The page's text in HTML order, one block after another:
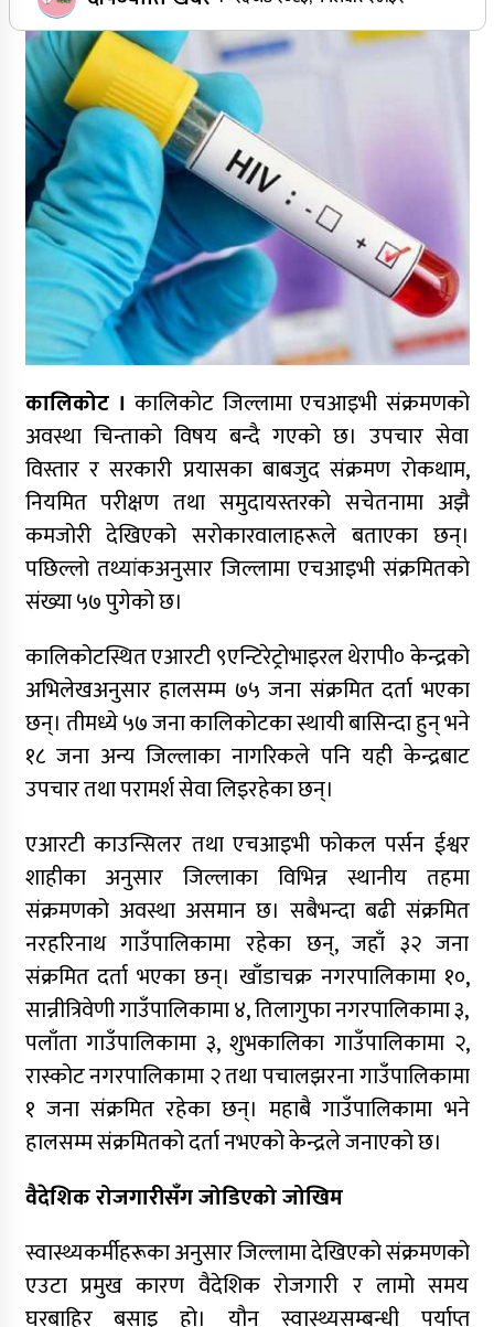
बमलाई समर्थन गर्ने घोषणा
कर्णाली प्रदेश निर्माण व्यवसायी महासंघको नेतृत्वमा
न्यौपाने–बम भिड्ने संकेत, सहमतिको प्रयास
निर्माण व्यवसायी महासंघको प्रदेश अधिवेशन,
सार्वजनिक खरिद सुधारदेखि नयाँ नेतृत्वसम्म छलफल
कविता – बहुरङ्गी भेटिन्छन्
कर्णाली निर्माण व्यवसायी महासंघ अध्यक्षको दौडमा
न्यौपाने अनुभव र नेतृत्वको बलियो दाबी
कर्णालीमा मन्त्रालय भागबण्डामै अड्कियो शाही
सरकार
कांग्रेस असन्तुष्ट पक्षद्वारा शशांकको नेतृत्वमा राष्ट्रिय
भेला तयारी, नयाँ पार्टीको संकेत
डोल्पाका लागि ग्यास बोकेको ट्रक दुर्घटनाग्रस्त
मलखाद बोकेको बोलेरो दुर्घटना : उपचारकै क्रममा एक
जनाको मृत्यु
कर्णालीमा दलित प्रतिनिधित्वको बहस: संविधानको
मर्मअनुसार समावेशी मन्त्रिपरिषद् गठनको माग
कालिकोट । कालिकोट जिल्लामा एचआइभी संक्रमणको
अवस्था चिन्ताको विषय बन्दै गएको छ। उपचार सेवा
विस्तार र सरकारी प्रयासका बाबजुद संक्रमण रोकथाम,
नियमित परीक्षण तथा समुदायस्तरको सचेतनामा अझै
कमजोरी देखिएको सरोकारवालाहरूले बताएका छन्।
पछिल्लो तथ्यांकअनुसार जिल्लामा एचआइभी संक्रमितको
संख्या ५७ पुगेको छ।
कालिकोटस्थित एआरटी ९एन्टिरेट्रोभाइरल थेरापी० केन्द्रको
अभिलेखअनुसार हालसम्म ७५ जना संक्रमित दर्ता भएका
छन्। तीमध्ये ५७ जना कालिकोटका स्थायी बासिन्दा हुन् भने
१८ जना अन्य जिल्लाका नागरिकले पनि यही केन्द्रबाट
उपचार तथा परामर्श सेवा लिइरहेका छन्।
एआरटी काउन्सिलर तथा एचआइभी फोकल पर्सन ईश्वर
शाहीका अनुसार जिल्लाका विभिन्न स्थानीय तहमा
संक्रमणको अवस्था असमान छ। सबैभन्दा बढी संक्रमित
नरहरिनाथ गाउँपालिकामा रहेका छन्, जहाँ ३२ जना
संक्रमित दर्ता भएका छन्। खाँडाचक्र नगरपालिकामा १०,
सान्नीत्रिवेणी गाउँपालिकामा ४, तिलागुफा नगरपालिकामा ३,
पलाँता गाउँपालिकामा ३, शुभकालिका गाउँपालिकामा २,
रास्कोट नगरपालिकामा २ तथा पचालझरना गाउँपालिकामा
१ जना संक्रमित रहेका छन्। महाबै गाउँपालिकामा भने
हालसम्म संक्रमितको दर्ता नभएको केन्द्रले जनाएको छ।
वैदेशिक रोजगारीसँग जोडिएको जोखिम
स्वास्थ्यकर्मीहरूका अनुसार जिल्लामा देखिएको संक्रमणको
एउटा प्रमुख कारण वैदेशिक रोजगारी र लामो समय
घरबाहिर बसाइ हो। यौन स्वास्थ्यसम्बन्धी पर्याप्त